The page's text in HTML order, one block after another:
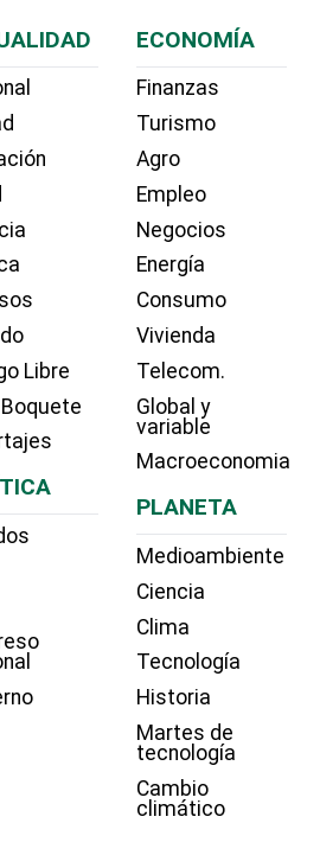
Libre
ECONOMÍA
Finanzas
Turismo
Agro
Empleo
Negocios
Energía
Consumo
Vivienda
Telecom.
Global y
variable
Macroeconomia
PLANETA
Medioambiente
Ciencia
Clima
Tecnología
Historia
Martes de
tecnología
Cambio
climático